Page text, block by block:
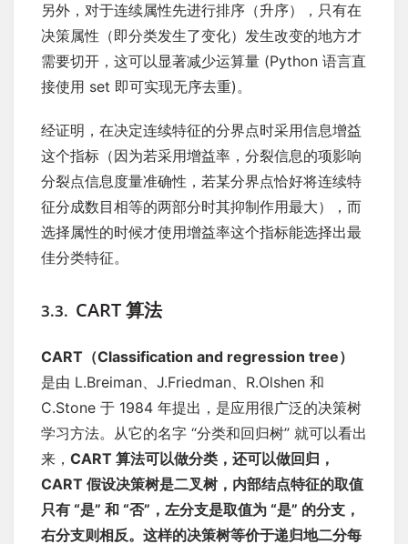
另外，对于连续属性先进行排序（升序），只有在
决策属性（即分类发生了变化）发生改变的地方才
需要切开，这可以显著减少运算量 (Python 语言直
接使用 set 即可实现无序去重)。
经证明，在决定连续特征的分界点时采用信息增益
这个指标（因为若采用增益率，分裂信息的项影响
分裂点信息度量准确性，若某分界点恰好将连续特
征分成数目相等的两部分时其抑制作用最大），而
选择属性的时候才使用增益率这个指标能选择出最
佳分类特征。
3.3. CART 算法
CART（Classification and regression tree）
是由 L.Breiman、J.Friedman、R.Olshen 和
C.Stone 于 1984 年提出，是应用很广泛的决策树
学习方法。从它的名字 “分类和回归树” 就可以看出
来， CART 算法可以做分类，还可以做回归，
CART 假设决策树是二叉树，内部结点特征的取值
只有 “是” 和 “否”，左分支是取值为 “是” 的分支，
右分支则相反。这样的决策树等价于递归地二分每